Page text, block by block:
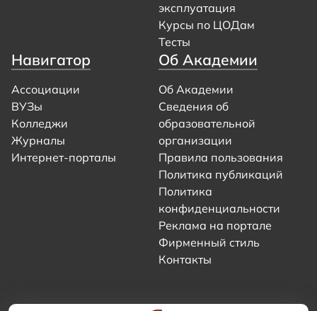
эксплуатация
Курсы по ЦОДам
Тесты
Навигатор
Ассоциации
ВУЗы
Колледжи
Журналы
Интернет-порталы
Об Академии
Об Академии
Сведения об
образовательной
организации
Правила пользования
Политика публикаций
Политика
конфиденциальности
Реклама на портале
Фирменный стиль
Контакты